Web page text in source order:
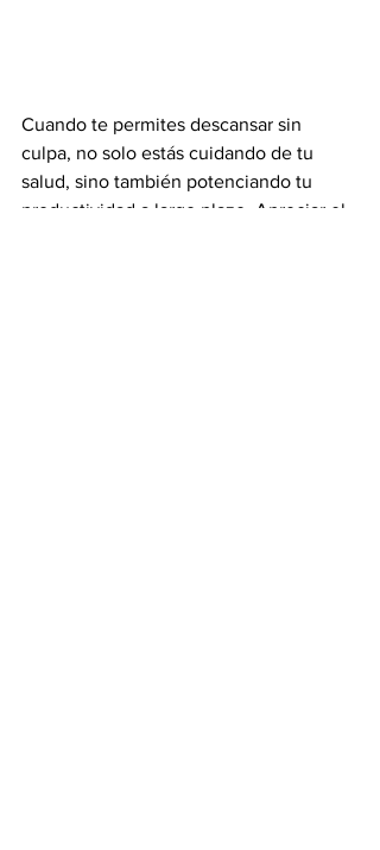
Cuando te permites descansar sin
culpa, no solo estás cuidando de tu
salud, sino también potenciando tu
productividad a largo plazo. Apreciar el